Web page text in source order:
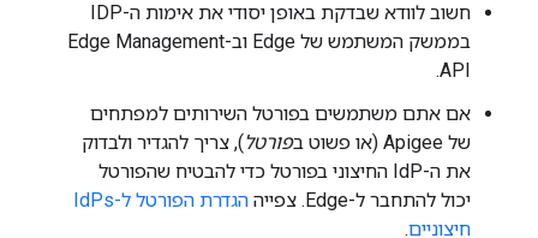
חשוב לוודא שבדקת באופן יסודי את אימות ה-IDP
בממשק המשתמש של Edge וב-Edge Management
API.
אם אתם משתמשים בפורטל השירותים למפתחים
של Apigee (או פשוט ב
פורטל), צריך להגדיר ולבדוק
את ה-IdP החיצוני בפורטל כדי להבטיח שהפורטל
יכול להתחבר ל-Edge. צפייה
הגדרת הפורטל ל-IdPs
חיצוניים.